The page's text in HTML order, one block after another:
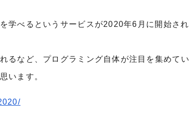
学べるというサービスが2020年6月に開始され
るなど、プログラミング自体が注目を集めてい
います。